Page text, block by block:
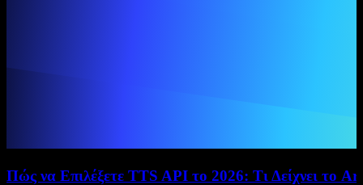
Πώς να Επιλέξετε TTS API το 2026: Τι Δείχνει το